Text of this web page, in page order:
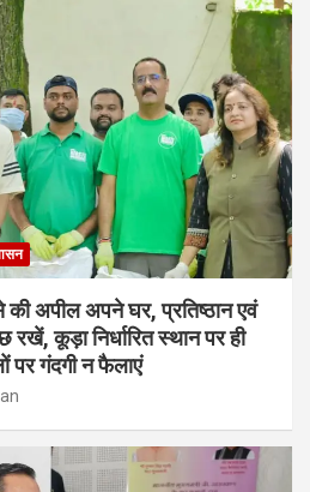
की अपील अपने घर, प्रतिष्ठान एवं
कूड़ा निर्धारित स्थान पर ही
पर गंदगी न फैलाएं